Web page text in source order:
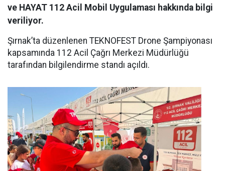
ve HAYAT 112 Acil Mobil Uygulaması hakkında bilgi
veriliyor.
Şırnak’ta düzenlenen TEKNOFEST Drone Şampiyonası
kapsamında 112 Acil Çağrı Merkezi Müdürlüğü
tarafından bilgilendirme standı açıldı.